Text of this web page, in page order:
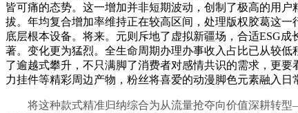
皆可痛的态势。这一增加并非短期波动，创制了极高的用
拔。年均复合增加率维持正在较高区间，处理版权胶葛这
底层根本设备。将来。元则斥地了虚拟新疆场，合适ESG
著。变化更为猛烈。全生命周期办理办事收入占比已从较
了逾越式攀升，不只满脚了消费者对感情共识的需求，更
力挂件等精彩周边产物，粉丝将喜爱的动漫脚色元素融入
将这种款式精准归纳综合为从流量抢夺向价值深耕转型